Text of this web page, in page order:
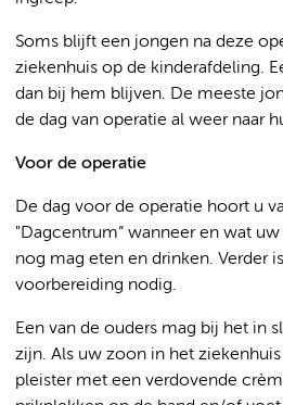
Soms blijft een jongen na deze
ziekenhuis op de kinderafdeling.
dan bij hem blijven. De meeste
de dag van operatie al weer naar
Voor de operatie
De dag voor de operatie hoort u
"Dagcentrum” wanneer en wat
nog mag eten en drinken. Verder
voorbereiding nodig.
Een van de ouders mag bij het in
zijn. Als uw zoon in het
pleister met een verdovende